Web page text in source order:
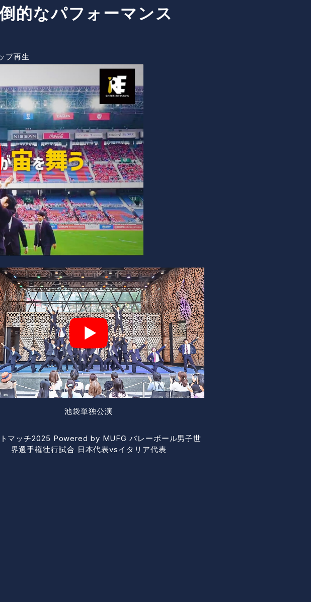
的なパフォーマンス
プ再生
池袋単独公演
マッチ2025 Powered by MUFG バレーボール男子世
界選手権壮行試合 日本代表vsイタリア代表